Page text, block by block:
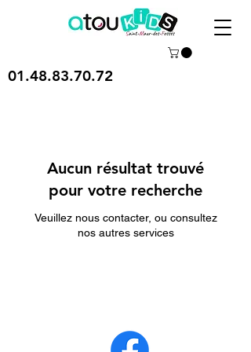
01.48.83.70.72
Aucun résultat trouvé
pour votre recherche
Veuillez nous contacter, ou consultez
nos autres services